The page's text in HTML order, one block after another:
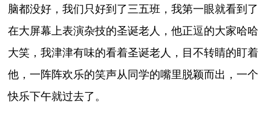
脑都没好，我们只好到了三五班，我第一眼就看到了
在大屏幕上表演杂技的圣诞老人，他正逗的大家哈哈
大笑，我津津有味的看着圣诞老人，目不转睛的盯着
他，一阵阵欢乐的笑声从同学的嘴里脱颖而出，一个
快乐下午就过去了。